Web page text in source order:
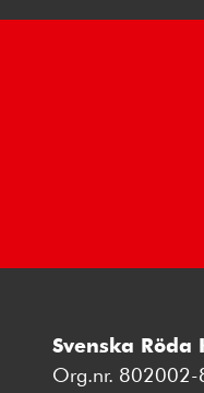
Svenska Röda
Org.nr.